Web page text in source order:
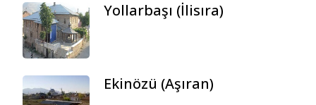
Yollarbaşı (İlisıra)
Ekinözü (Aşıran)